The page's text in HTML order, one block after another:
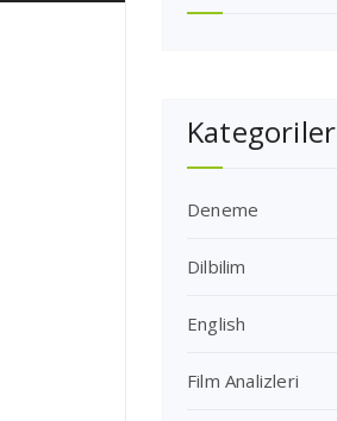
Kategoriler
Deneme
Dilbilim
English
Film Analizleri